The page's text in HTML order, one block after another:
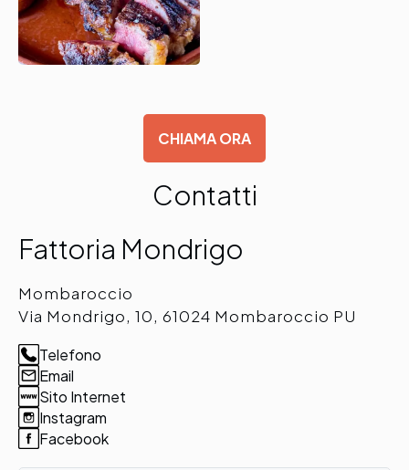
CHIAMA ORA
Contatti
Fattoria Mondrigo
Mombaroccio
Via Mondrigo, 10, 61024 Mombaroccio PU
Telefono
Email
Sito Internet
Instagram
Facebook